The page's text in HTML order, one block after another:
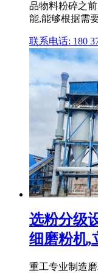
品物料粉碎之
能,能够根据需
联系电话: 180
选粉分级
细磨粉机,
重工专业制造